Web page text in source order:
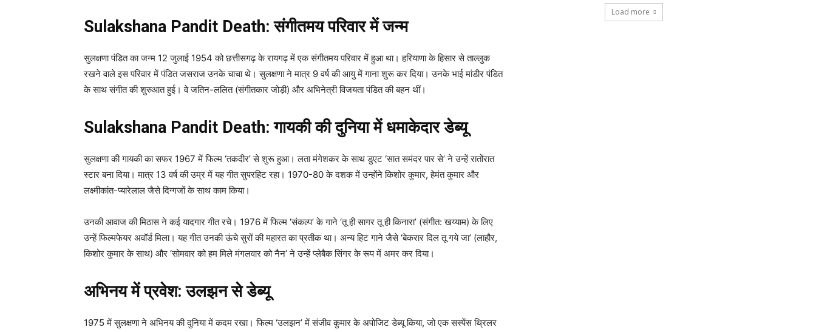
Sulakshana Pandit Death: संगीतमय परिवार में जन्म
सुलक्षणा पंडित का जन्म 12 जुलाई 1954 को छत्तीसगढ़ के रायगढ़ में एक संगीतमय परिवार में हुआ था। हरियाणा के हिसार से ताल्लुक
रखने वाले इस परिवार में पंडित जसराज उनके चाचा थे। सुलक्षणा ने मात्र 9 वर्ष की आयु में गाना शुरू कर दिया। उनके भाई मांडीर पंडित
के साथ संगीत की शुरुआत हुई। वे जतिन-ललित (संगीतकार जोड़ी) और अभिनेत्री विजयता पंडित की बहन थीं।
Sulakshana Pandit Death: गायकी की दुनिया में धमाकेदार डेब्यू
सुलक्षणा की गायकी का सफर 1967 में फिल्म ‘तकदीर’ से शुरू हुआ। लता मंगेशकर के साथ डुएट ‘सात समंदर पार से’ ने उन्हें रातोंरात
स्टार बना दिया। मात्र 13 वर्ष की उम्र में यह गीत सुपरहिट रहा। 1970-80 के दशक में उन्होंने किशोर कुमार, हेमंत कुमार और
लक्ष्मीकांत-प्यारेलाल जैसे दिग्गजों के साथ काम किया।
उनकी आवाज की मिठास ने कई यादगार गीत रचे। 1976 में फिल्म ‘संकल्प’ के गाने ‘तू ही सागर तू ही किनारा’ (संगीत: खय्याम) के लिए
उन्हें फिल्मफेयर अवॉर्ड मिला। यह गीत उनकी ऊंचे सुरों की महारत का प्रतीक था। अन्य हिट गाने जैसे ‘बेकरार दिल तू गये जा’ (लाहौर,
किशोर कुमार के साथ) और ‘सोमवार को हम मिले मंगलवार को नैन’ ने उन्हें प्लेबैक सिंगर के रूप में अमर कर दिया।
अभिनय में प्रवेश: उलझन से डेब्यू
1975 में सुलक्षणा ने अभिनय की दुनिया में कदम रखा। फिल्म ‘उलझन’ में संजीव कुमार के अपोजिट डेब्यू किया, जो एक सस्पेंस थ्रिलर
Load more